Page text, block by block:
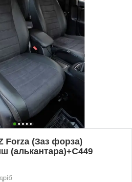
Forza (Заз форза)
(алькантара)+C449